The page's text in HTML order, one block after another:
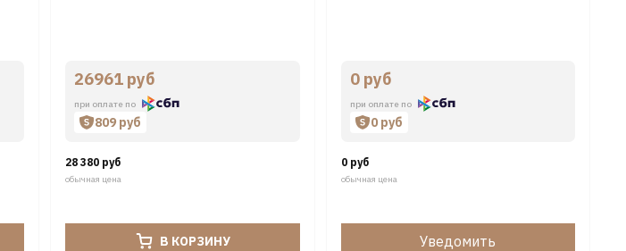
26961 руб
при оплате по
809 руб
28 380 руб
обычная цена
В КОРЗИНУ
0 руб
при оплате по
0 руб
0 руб
обычная цена
Уведомить